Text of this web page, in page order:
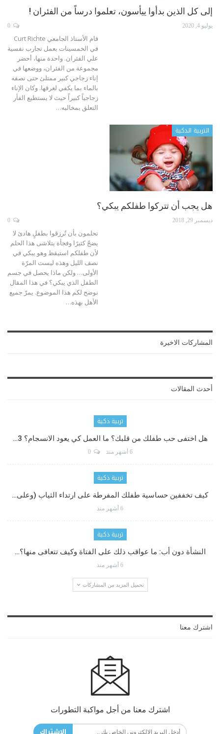
إلى كل الذين بدأوا ييأسون، تعلموا درساً من الفئران !
يوليو 4, 2020
قام الأستاذ الجامعي Curt Richte
في الخمسينات بعمل تجارب نفسية
علي الفئران. واحدة منها، أحضر
مجموعة من الفئران، ووضعها في
إناء زجاجي كبير ممتلئ حتى نصفه
بالماء بما يكفي لغرقها. وكان الإناء
زجاجياً كبيراً حيث لا يستطيع الفأر
التعلق بمخالبه…
التربية الذكية
هل يجب أن تتركوا طفلكم يبكي؟
ديسمبر 29, 2018
تحلمون بأن تُرزقوا بطفلٍ هادئ لا
يضجّ كثيرًا وفجأة يتلاشى هذا الحلم
لأن طفلكم استيقظ وهو يبكي في
نصف الليل وهذه ليست المرّة
الأولى… ولكن ماذا يحصل في جسم
الطفل الذي يبكي؟ في هذا المقال
نوضح لكم هذا الموضوع. يمرّ جميع
الأهل بهذه…
المشاركات الاخيرة
أحدث المقالات
تربية ذكية
هل اختفى حب طفلك من قلبك؟ ما العمل كي يعود الانسجام؟ 3…
6 أشهر منذ 0
تربية ذكية
كيف تخففين حساسية طفلك المفرطة على ارتداء الثياب (وعلى…
6 أشهر منذ
تربية ذكية
النشأة دون أب: ما عواقب ذلك على الفتاة وكيف تتعافى منها؟…
6 أشهر منذ
تحميل المزيد من المشاركات
اشترك معنا
اشترك معنا من أجل مواكبة التطورات